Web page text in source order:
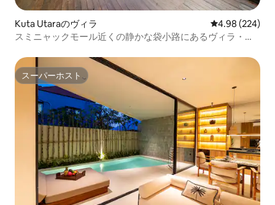
Kuta Utaraのヴィラ レビュー224
4.98 (224)
スミニャックモール近くの静かな袋小路にあるヴィラ・シ
スーパーホスト
スーパーホスト